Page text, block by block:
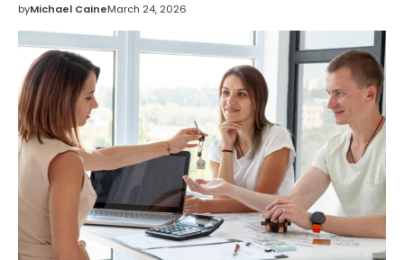
byMichael CaineMarch 24, 2026